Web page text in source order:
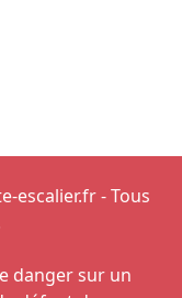
escalier.fr - Tous
danger sur un